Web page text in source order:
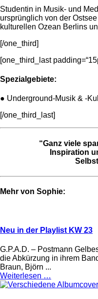
Studentin in Musik- und
ursprünglich von der
kulturellen Ozean Berlins
[/one_third]
[one_third_last
Spezialgebiete:
● Underground-Musik & -
[/one_third_last]
“Ganz viele
Inspiration
Mehr von Sophie:
Neu in der Playlist KW 23
G.P.A.D. – Postmann
die Abkürzung in ihrem
Braun, Björn ...
Weiterlesen …